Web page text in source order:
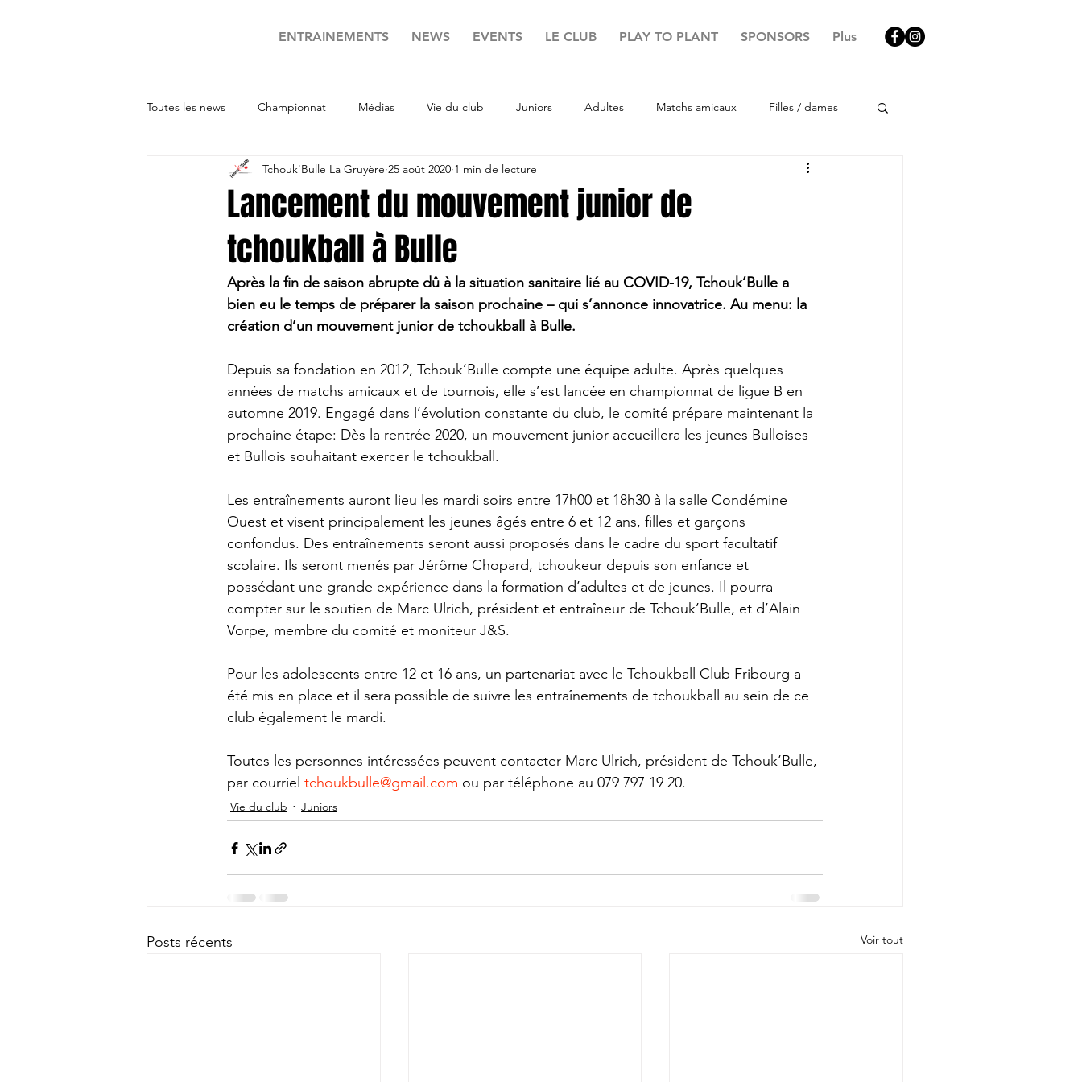
ENTRAINEMENTS NEWS EVENTS LE CLUB PLAY TO PLANT SPONSORS Plus
Toutes les news Championnat Médias Vie du club Juniors Adultes Matchs amicaux Filles / dames
Lancement du mouvement junior de
tchoukball à Bulle
Tchouk'Bulle La Gruyère 25 août 2020 1 min de lecture
Après la fin de saison abrupte dû à la situation sanitaire lié au COVID-19, Tchouk’Bulle a
bien eu le temps de préparer la saison prochaine – qui s’annonce innovatrice. Au menu: la
création d’un mouvement junior de tchoukball à Bulle.
Depuis sa fondation en 2012, Tchouk’Bulle compte une équipe adulte. Après quelques
années de matchs amicaux et de tournois, elle s’est lancée en championnat de ligue B en
automne 2019. Engagé dans l’évolution constante du club, le comité prépare maintenant la
prochaine étape: Dès la rentrée 2020, un mouvement junior accueillera les jeunes Bulloises
et Bullois souhaitant exercer le tchoukball.
Les entraînements auront lieu les mardi soirs entre 17h00 et 18h30 à la salle Condémine
Ouest et visent principalement les jeunes âgés entre 6 et 12 ans, filles et garçons
confondus. Des entraînements seront aussi proposés dans le cadre du sport facultatif
scolaire. Ils seront menés par Jérôme Chopard, tchoukeur depuis son enfance et
possédant une grande expérience dans la formation d’adultes et de jeunes. Il pourra
compter sur le soutien de Marc Ulrich, président et entraîneur de Tchouk’Bulle, et d’Alain
Vorpe, membre du comité et moniteur J&S.
Pour les adolescents entre 12 et 16 ans, un partenariat avec le Tchoukball Club Fribourg a
été mis en place et il sera possible de suivre les entraînements de tchoukball au sein de ce
club également le mardi.
Toutes les personnes intéressées peuvent contacter Marc Ulrich, président de Tchouk’Bulle,
par courriel tchoukbulle@gmail.com ou par téléphone au 079 797 19 20.
Vie du club Juniors
Posts récents Voir tout